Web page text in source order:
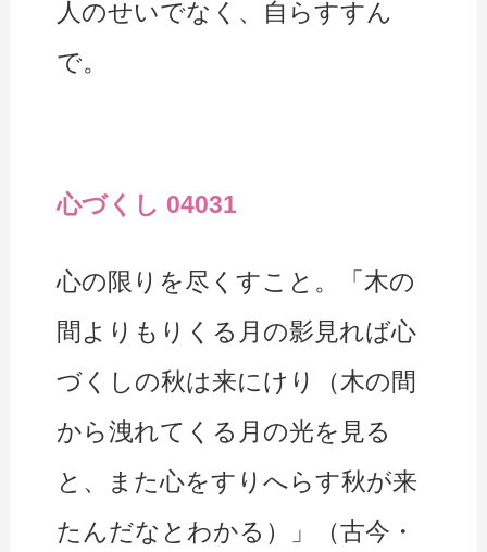
人のせいでなく、自らすすん
で。
心づくし 04031
心の限りを尽くすこと。「木の
間よりもりくる月の影見れば心
づくしの秋は来にけり（木の間
から洩れてくる月の光を見る
と、また心をすりへらす秋が来
たんだなとわかる）」（古今・